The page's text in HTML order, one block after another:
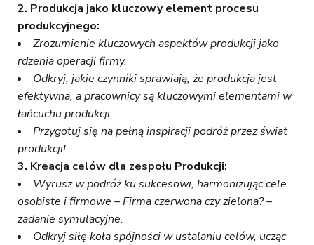
2. Produkcja jako kluczowy element procesu
produkcyjnego:
Zrozumienie kluczowych aspektów produkcji jako
rdzenia operacji firmy.
Odkryj, jakie czynniki sprawiają, że produkcja jest
efektywna, a pracownicy są kluczowymi elementami w
łańcuchu produkcji.
Przygotuj się na pełną inspiracji podróż przez świat
produkcji!
3. Kreacja celów dla zespołu Produkcji:
Wyrusz w podróż ku sukcesowi, harmonizując cele
osobiste i firmowe – Firma czerwona czy zielona? –
zadanie symulacyjne.
Odkryj siłę koła spójności w ustalaniu celów, ucząc